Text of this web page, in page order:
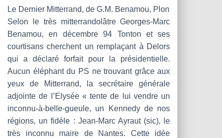
Le Dernier Mitterrand, de G.M. Benamou, Plon
Selon le très mitterrandolâtre Georges-Marc
Benamou, en décembre 94 Tonton et ses
courtisans cherchent un remplaçant à Delors
qui a déclaré forfait pour la présidentielle.
Aucun éléphant du PS ne trouvant grâce aux
yeux de Mitterrand, la secrétaire générale
adjointe de l’Elysée « tente de lui vendre un
inconnu-à-belle-gueule, un Kennedy de nos
régions, un fidèle : Jean-Marc Ayraut (sic), le
très inconnu maire de Nantes. Cette idée